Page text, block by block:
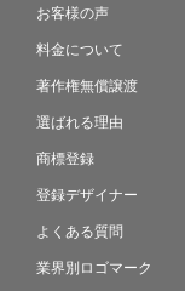
お客様の声
料金について
著作権無償譲渡
選ばれる理由
商標登録
登録デザイナー
よくある質問
業界別ロゴマーク